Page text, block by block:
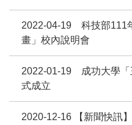
2022-04-19 科技部111
畫」校內說明會
2022-01-19 成功大學「
式成立
2020-12-16 【新聞快訊